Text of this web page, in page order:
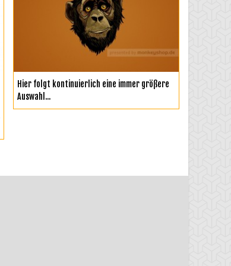
ZUR WUNSCHLISTE HINZUFÜGEN
Hier folgt kontinuierlich eine immer größere
Auswahl...